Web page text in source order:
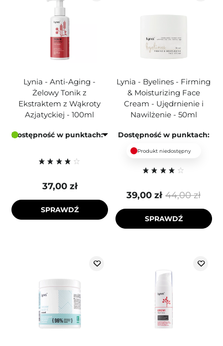
Lynia - Anti-Aging -
Żelowy Tonik z
Ekstraktem z Wąkroty
Azjatyckiej - 100ml
Dostępność w punktach:
37,00 zł
SPRAWDŹ
Lynia - Byelines - Firming
& Moisturizing Face
Cream - Ujędrnienie i
Nawilżenie - 50ml
Dostępność w punktach:
Produkt niedostępny
44,00 zł
39,00 zł
SPRAWDŹ